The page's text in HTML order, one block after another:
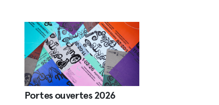
Portes ouvertes 2026